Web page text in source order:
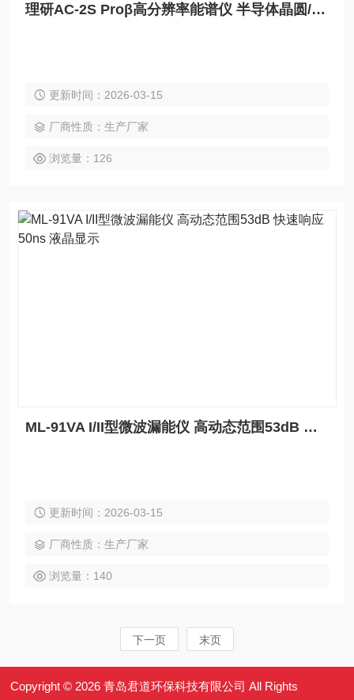
理研AC-2S Proβ高分辨率能谱仪 半导体晶圆/像素级微区测试
更新时间：2026-03-15
厂商性质：生产厂家
浏览量：126
ML-91VA I/II型微波漏能仪 高动态范围53dB 快速响应50ns 液晶显示
更新时间：2026-03-15
厂商性质：生产厂家
浏览量：140
下一页 末页
Copyright © 2026 青岛君道环保科技有限公司 All Rights